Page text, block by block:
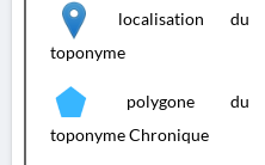
localisation du
toponyme
polygone du
toponyme Chronique